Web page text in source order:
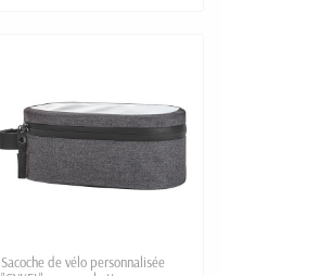
Sacoche de vélo personnalisée